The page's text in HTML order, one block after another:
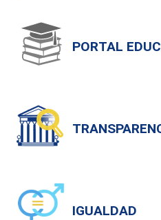
PORTAL
IGUALDAD